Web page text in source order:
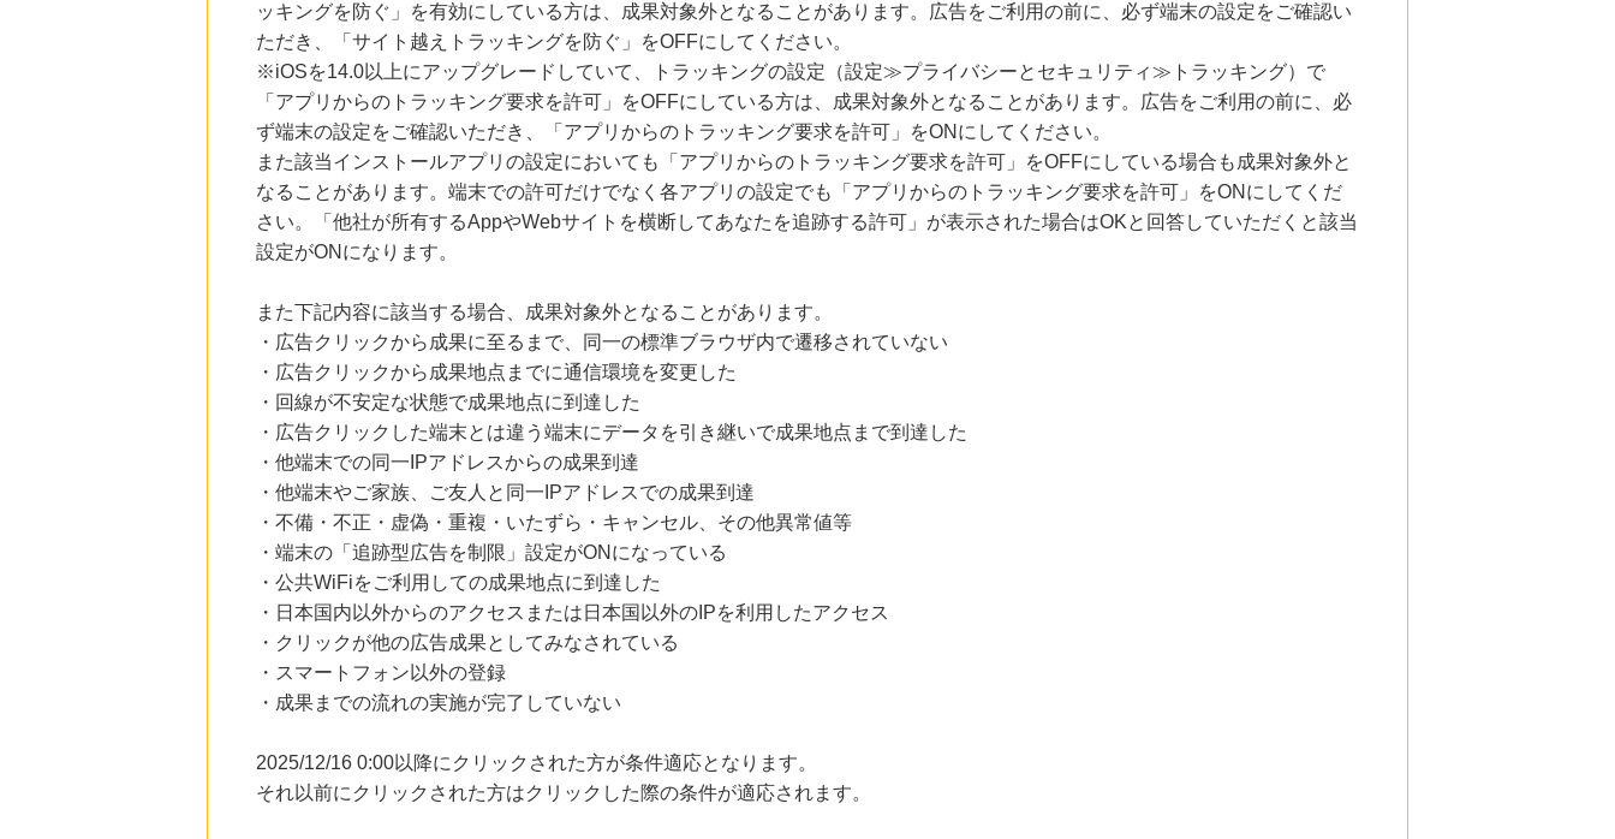
ッキングを防ぐ」を有効にしている方は、成果対象外となることがあります。広告をご利用の前に、必ず端末の設定をご確認い
ただき、「サイト越えトラッキングを防ぐ」をOFFにしてください。
※iOSを14.0以上にアップグレードしていて、トラッキングの設定（設定≫プライバシーとセキュリティ≫トラッキング）で
「アプリからのトラッキング要求を許可」をOFFにしている方は、成果対象外となることがあります。広告をご利用の前に、必
ず端末の設定をご確認いただき、「アプリからのトラッキング要求を許可」をONにしてください。
また該当インストールアプリの設定においても「アプリからのトラッキング要求を許可」をOFFにしている場合も成果対象外と
なることがあります。端末での許可だけでなく各アプリの設定でも「アプリからのトラッキング要求を許可」をONにしてくだ
さい。「他社が所有するAppやWebサイトを横断してあなたを追跡する許可」が表示された場合はOKと回答していただくと該当
設定がONになります。
また下記内容に該当する場合、成果対象外となることがあります。
・広告クリックから成果に至るまで、同一の標準ブラウザ内で遷移されていない
・広告クリックから成果地点までに通信環境を変更した
・回線が不安定な状態で成果地点に到達した
・広告クリックした端末とは違う端末にデータを引き継いで成果地点まで到達した
・他端末での同一IPアドレスからの成果到達
・他端末やご家族、ご友人と同一IPアドレスでの成果到達
・不備・不正・虚偽・重複・いたずら・キャンセル、その他異常値等
・端末の「追跡型広告を制限」設定がONになっている
・公共WiFiをご利用しての成果地点に到達した
・日本国内以外からのアクセスまたは日本国以外のIPを利用したアクセス
・クリックが他の広告成果としてみなされている
・スマートフォン以外の登録
・成果までの流れの実施が完了していない
2025/12/16 0:00以降にクリックされた方が条件適応となります。
それ以前にクリックされた方はクリックした際の条件が適応されます。